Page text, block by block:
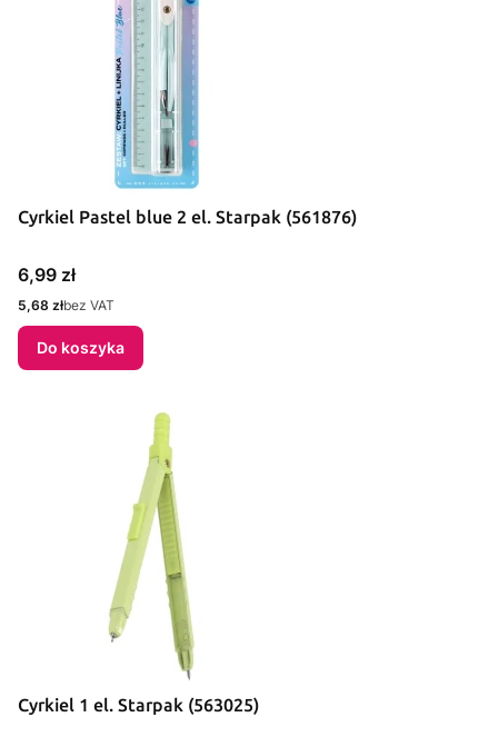
Cyrkiel Pastel blue 2 el. Starpak (561876)
Cena
6,99 zł
Cena
5,68 złbez VAT
Do koszyka
Cyrkiel 1 el. Starpak (563025)